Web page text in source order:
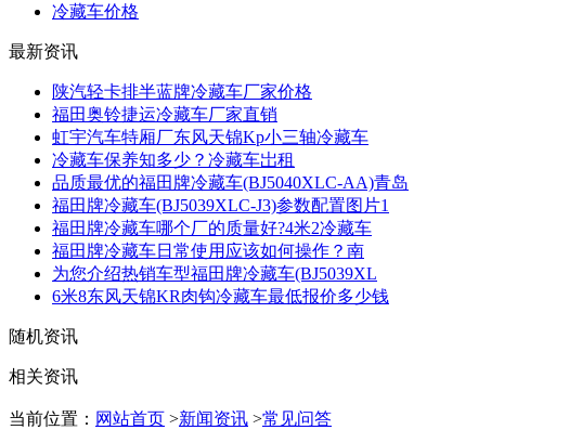
冷藏车价格
最新资讯
陕汽轻卡排半蓝牌冷藏车厂家价格
福田奥铃捷运冷藏车厂家直销
虹宇汽车特厢厂东风天锦Kp小三轴冷藏车
冷藏车保养知多少？冷藏车岀租
品质最优的福田牌冷藏车(BJ5040XLC-AA)青岛
福田牌冷藏车(BJ5039XLC-J3)参数配置图片1
福田牌冷藏车哪个厂的质量好?4米2冷藏车
福田牌冷藏车日常使用应该如何操作？南
为您介绍热销车型福田牌冷藏车(BJ5039XL
6米8东风天锦KR肉钩冷藏车最低报价多少钱
随机资讯
相关资讯
当前位置： 网站首页 >新闻资讯 >常见问答